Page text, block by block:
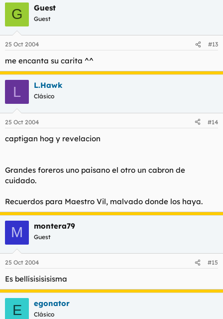
G Guest
Guest
25 Oct 2004 #13
me encanta su carita ^^
L L.Hawk
Clásico
25 Oct 2004 #14
captigan hog y revelacion
Grandes foreros uno paisano el otro un cabron de
cuidado.
Recuerdos para Maestro Vil, malvado donde los haya.
M montera79
Guest
25 Oct 2004 #15
Es bellísisisisisma
E egonator
Clásico